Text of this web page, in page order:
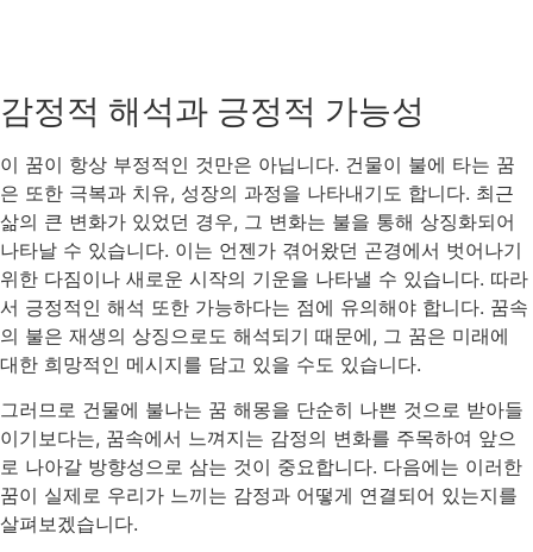
감정적 해석과 긍정적 가능성
이 꿈이 항상 부정적인 것만은 아닙니다. 건물이 불에 타는 꿈
은 또한 극복과 치유, 성장의 과정을 나타내기도 합니다. 최근
삶의 큰 변화가 있었던 경우, 그 변화는 불을 통해 상징화되어
나타날 수 있습니다. 이는 언젠가 겪어왔던 곤경에서 벗어나기
위한 다짐이나 새로운 시작의 기운을 나타낼 수 있습니다. 따라
서 긍정적인 해석 또한 가능하다는 점에 유의해야 합니다. 꿈속
의 불은 재생의 상징으로도 해석되기 때문에, 그 꿈은 미래에
대한 희망적인 메시지를 담고 있을 수도 있습니다.
그러므로 건물에 불나는 꿈 해몽을 단순히 나쁜 것으로 받아들
이기보다는, 꿈속에서 느껴지는 감정의 변화를 주목하여 앞으
로 나아갈 방향성으로 삼는 것이 중요합니다. 다음에는 이러한
꿈이 실제로 우리가 느끼는 감정과 어떻게 연결되어 있는지를
살펴보겠습니다.